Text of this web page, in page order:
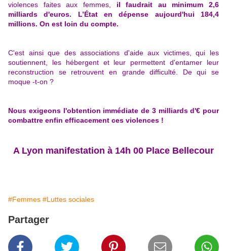
violences faites aux femmes, il faudrait au minimum 2,6
milliards d'euros. L’État en dépense aujourd'hui 184,4
millions. On est loin du compte.
C'est ainsi que des associations d'aide aux victimes, qui les
soutiennent, les hébergent et leur permettent d'entamer leur
reconstruction se retrouvent en grande difficulté. De qui se
moque -t-on ?
Nous exigeons l'obtention immédiate de 3 milliards d'€ pour
combattre enfin efficacement ces violences !
A Lyon manifestation à 14h 00 Place Bellecour
#Femmes #Luttes sociales
Partager